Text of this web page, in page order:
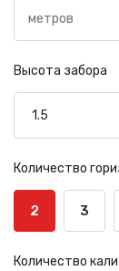
Высота забора
Количество
2 3
Количество